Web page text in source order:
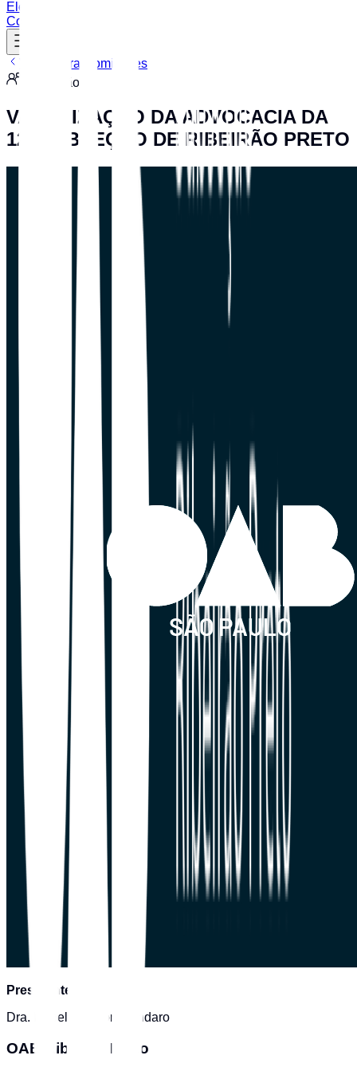
Eletrônicos
Contato
Voltar para Comissões
Comissão
VALORIZAÇÃO DA ADVOCACIA DA
12ª SUBSEÇÃO DE RIBEIRÃO PRETO
Presidente:
Dra. Isabela Factori Dandaro
OAB Ribeirão Preto